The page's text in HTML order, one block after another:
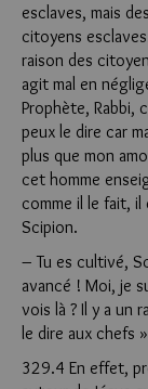
esclaves, mais
citoyens
raison des
agit mal en
Prophète, Rabbi,
peux le dire car
plus que mon
cet homme
comme il le fait,
Scipion.
– Tu es cultivé,
avancé ! Moi, je
vois là ? Il y a un
le dire aux chefs
329.4 En effet,